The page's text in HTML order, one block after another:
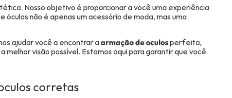
Nosso objetivo é proporcionar a você uma experiência
não é apenas um acessório de moda, mas uma
ajudar você a encontrar aarmação de oculosperfeita,
visão possível. Estamos aqui para garantir que você
corretas